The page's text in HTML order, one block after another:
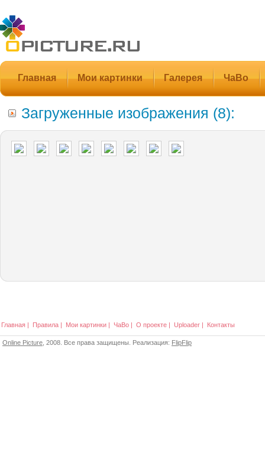
Главная Мои картинки Галерея ЧаВо
Загруженные изображения (8):
Главная | Правила | Мои картинки | ЧаВо | О проекте | Uploader | Контакты
Online Picture , 2008. Все права защищены. Реализация: FlipFlip